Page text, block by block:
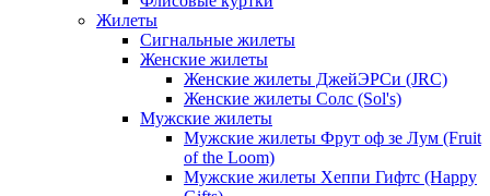
Жилеты
Сигнальные жилеты
Женские жилеты
Женские жилеты ДжейЭРСи (JRC)
Женские жилеты Солс (Sol's)
Мужские жилеты
Мужские жилеты Фрут оф зе Лум (Fruit
of the Loom)
Мужские жилеты Хеппи Гифтс (Happy